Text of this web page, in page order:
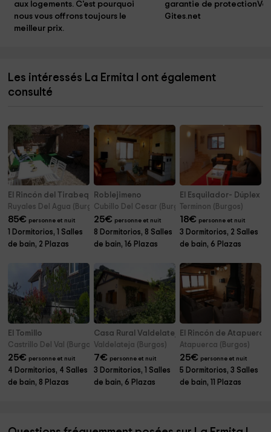
aux logements. C'est pourquoi
nous vous offrons toujours le
meilleur prix.
garantie de
Gites.net
Les intéressés La Ermita I ont également
consulté
El Rincón del Tirabeque
Ruyales Del Agua (Burgos)
85€ personne et nuit
1 Dormitorios, 1 Salles
de bain, 2 Plazas
Roblejimeno
Cubillo Del Cesar (Burgos)
25€ personne et nuit
8 Dormitorios, 8 Salles
de bain, 16 Plazas
El Esquilador- Dúplex
Terminon (Burgos)
18€ personne et nuit
3 Dormitorios, 2 Salles
de bain, 6 Plazas
El Tomillo
Castrillo Del Val (Burgos)
25€ personne et nuit
4 Dormitorios, 4 Salles
de bain, 8 Plazas
Casa Rural Valdelateja
Valdelateja (Burgos)
7€ personne et nuit
3 Dormitorios, 1 Salles
de bain, 6 Plazas
El Rincón de Atapuerca
Atapuerca (Burgos)
25€ personne et nuit
5 Dormitorios, 3 Salles
de bain, 11 Plazas